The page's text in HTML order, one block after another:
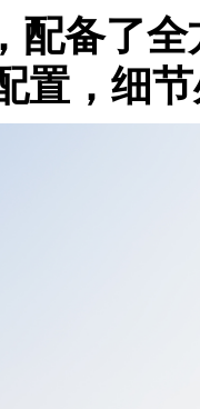
配备了
置，细